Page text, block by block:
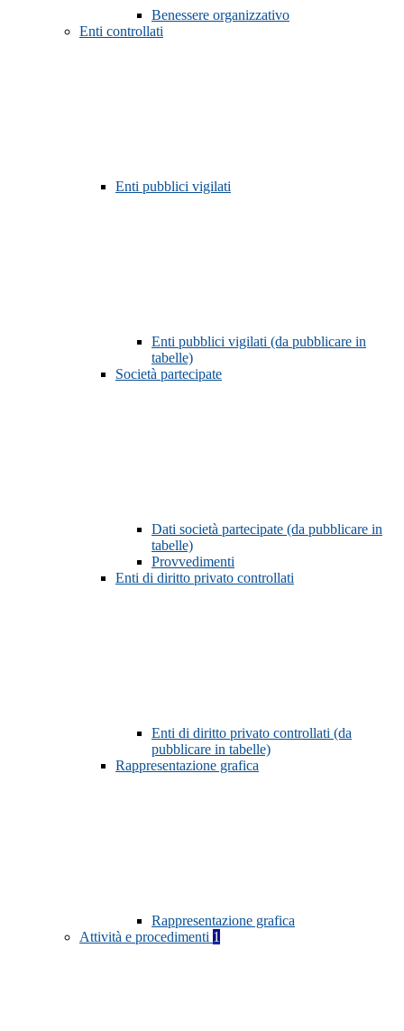
Benessere organizzativo
Enti controllati
Enti pubblici vigilati
Enti pubblici vigilati (da pubblicare in
tabelle)
Società partecipate
Dati società partecipate (da pubblicare in
tabelle)
Provvedimenti
Enti di diritto privato controllati
Enti di diritto privato controllati (da
pubblicare in tabelle)
Rappresentazione grafica
Rappresentazione grafica
Attività e procedimenti 1